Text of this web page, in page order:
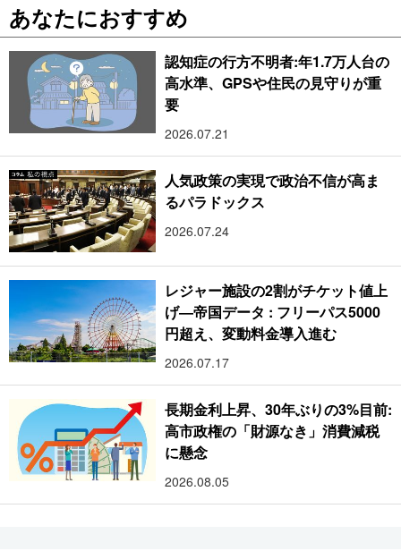
あなたにおすすめ
認知症の行方不明者:年1.7万人台の
高水準、GPSや住民の見守りが重
要
2026.07.21
人気政策の実現で政治不信が高ま
るパラドックス
2026.07.24
レジャー施設の2割がチケット値上
げ―帝国データ : フリーパス5000
円超え、変動料金導入進む
2026.07.17
長期金利上昇、30年ぶりの3%目前:
高市政権の「財源なき」消費減税
に懸念
2026.08.05